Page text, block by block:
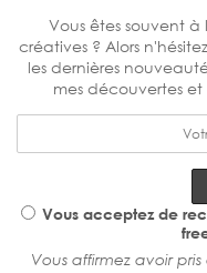
Vous êtes souvent
créatives ? Alors
les dernières
mes découvertes
Vous acceptez de
Vous affirmez avoir